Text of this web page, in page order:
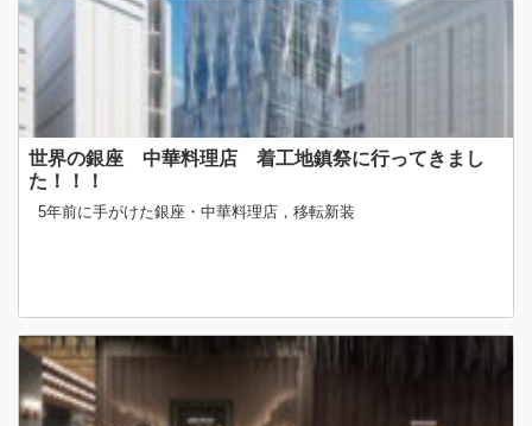
世界の銀座 中華料理店 着工地鎮祭に行ってきまし
た！！！
5年前に手がけた銀座・中華料理店，移転新装